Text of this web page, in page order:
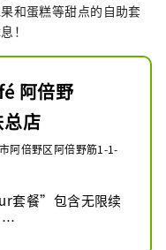
和蛋糕等甜点的自助套
！
阿倍野
店
阿倍野区阿倍野筋1-1-
套餐”包含无限续